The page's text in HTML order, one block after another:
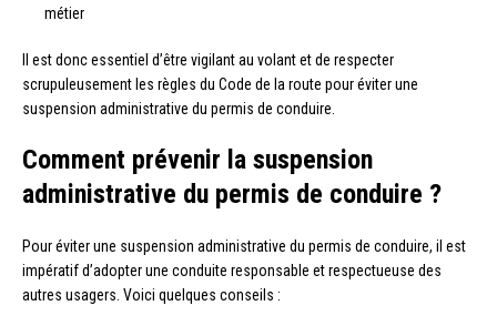
métier
Il est donc essentiel d’être vigilant au volant et de respecter
scrupuleusement les règles du Code de la route pour éviter une
suspension administrative du permis de conduire.
Comment prévenir la suspension
administrative du permis de conduire ?
Pour éviter une suspension administrative du permis de conduire, il est
impératif d’adopter une conduite responsable et respectueuse des
autres usagers. Voici quelques conseils :